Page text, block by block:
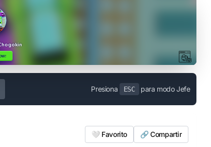
Presiona ESC para modo Jefe
🤍 Favorito 🔗 Compartir